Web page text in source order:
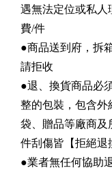
遇無法定位或私人
費/件
●商品送到府，拆
請拒收
●退、換貨商品必
整的包裝，包含外
袋、贈品等廠商及
件刮傷皆【拒絕退
●業者無任何協助